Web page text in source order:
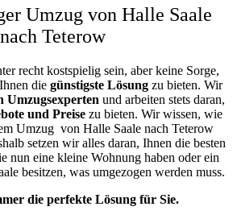
Umzug von Halle Saale
nach Teterow
recht kostspielig sein, aber keine Sorge,
die günstigste Lösung zu bieten. Wir
Umzugsexperten und arbeiten stets daran,
und Preisezu bieten. Wir wissen, wie
Umzug von Halle Saale nach Teterow
setzen wir alles daran, Ihnen die besten
nun eine kleine Wohnung haben oder ein
besitzen, was umgezogen werden muss.
die perfekte Lösung für Sie.